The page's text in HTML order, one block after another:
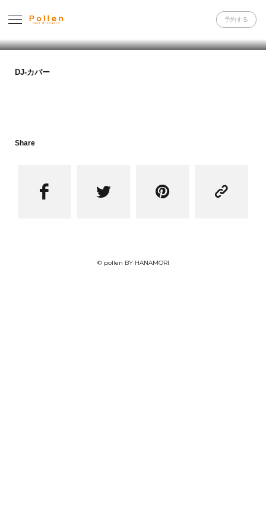
予約する
DJ-カバー
Share
   
© pollen BY HANAMORI